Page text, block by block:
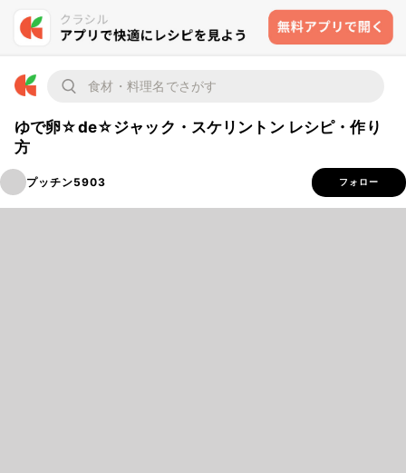
ゆで卵☆de☆ジャック・スケリントン レシピ・作り
方
プッチン5903 フォロー